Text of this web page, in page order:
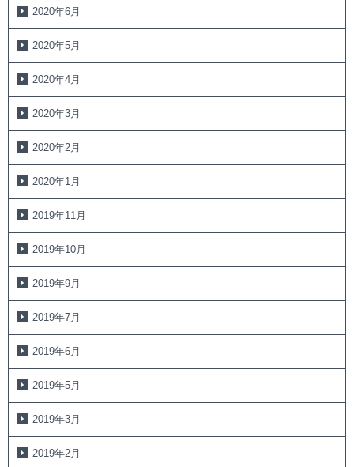
2020年6月
2020年5月
2020年4月
2020年3月
2020年2月
2020年1月
2019年11月
2019年10月
2019年9月
2019年7月
2019年6月
2019年5月
2019年3月
2019年2月